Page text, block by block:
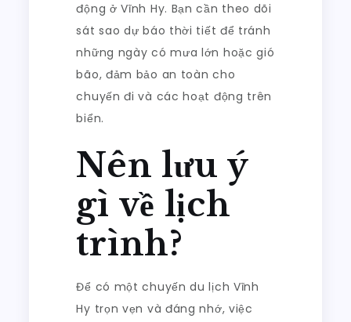
động ở Vĩnh Hy. Bạn cần theo dõi
sát sao dự báo thời tiết để tránh
những ngày có mưa lớn hoặc gió
bão, đảm bảo an toàn cho
chuyến đi và các hoạt động trên
biển.
Nên lưu ý
gì về lịch
trình?
Để có một chuyến du lịch Vĩnh
Hy trọn vẹn và đáng nhớ, việc